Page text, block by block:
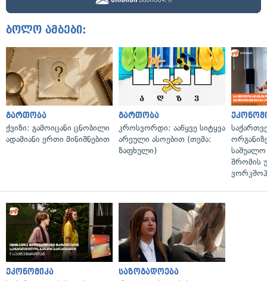
ბოლო ამბები:
გართობა
ქვიზი: გამოიცანი ცნობილი
ადამიანი ერთი მინიშნებით
გართობა
კროსვორდი: ააწყვე სიტყვა
არეული ასოებით (თემა:
ზაფხული)
საშუალო
შრომის
ეკონომიკა საზოგადოება